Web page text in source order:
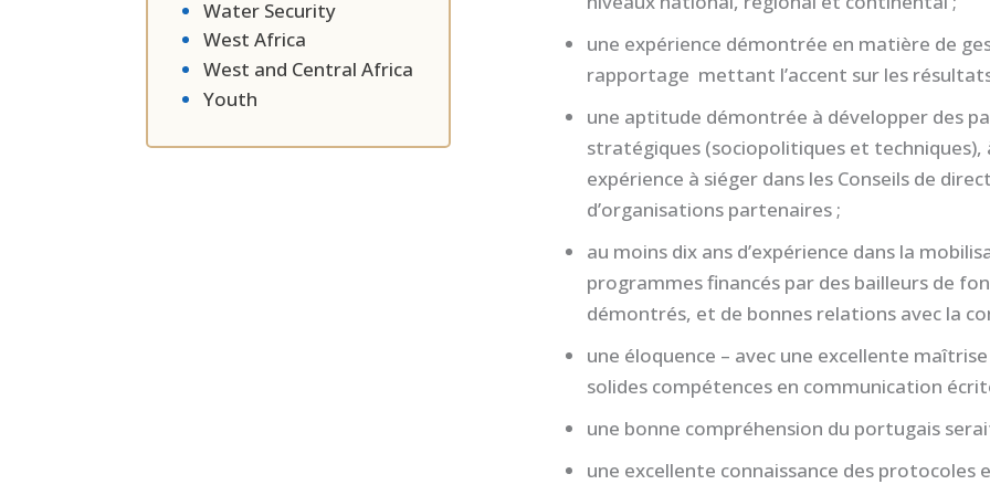
Water Security
West Africa
West and Central Africa
Youth
une expérience démontrée en matière de
rapportage mettant l’accent sur les
une aptitude démontrée à développer des
stratégiques (sociopolitiques et
expérience à siéger dans les Conseils de
d’organisations partenaires ;
au moins dix ans d’expérience dans la
programmes financés par des bailleurs de
démontrés, et de bonnes relations avec la
une éloquence – avec une excellente
solides compétences en communication
une bonne compréhension du portugais
une excellente connaissance des